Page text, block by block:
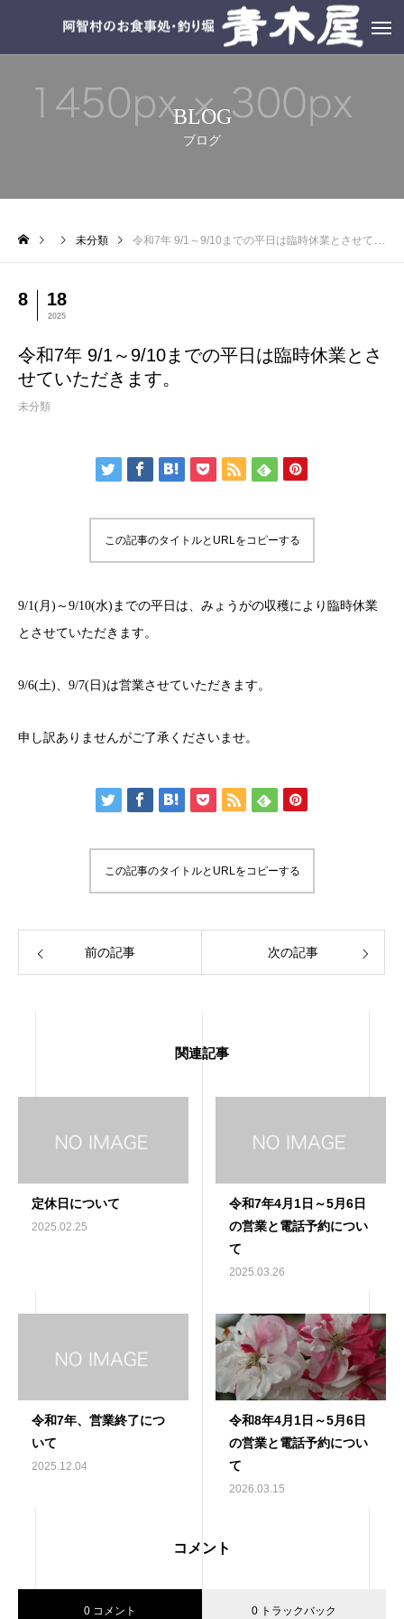
BLOG
ブログ
未分類 令和7年 9/1～9/10までの平日は臨時休業とさせていただきます。
8 18
2025
令和7年 9/1～9/10までの平日は臨時休業とさ
せていただきます。
未分類
この記事のタイトルとURLをコピーする
9/1(月)～9/10(水)までの平日は、みょうがの収穫により臨時休業
とさせていただきます。
9/6(土)、9/7(日)は営業させていただきます。
申し訳ありませんがご了承くださいませ。
この記事のタイトルとURLをコピーする
前の記事 次の記事
関連記事
定休日について
2025.02.25
令和7年4月1日～5月6日
の営業と電話予約につい
て
2025.03.26
令和7年、営業終了につ
いて
2025.12.04
令和8年4月1日～5月6日
の営業と電話予約につい
て
2026.03.15
コメント
0 コメント 0 トラックバック